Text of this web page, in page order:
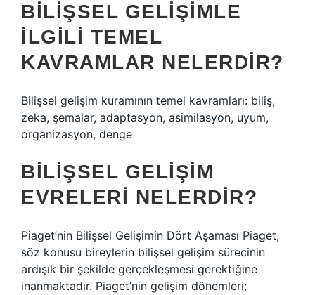
BILIŞSEL GELIŞIMLE
ILGILI TEMEL
KAVRAMLAR NELERDIR?
Bilişsel gelişim kuramının temel kavramları: biliş,
zeka, şemalar, adaptasyon, asimilasyon, uyum,
organizasyon, denge
BILIŞSEL GELIŞIM
EVRELERI NELERDIR?
Piaget’nin Bilişsel Gelişimin Dört Aşaması Piaget,
söz konusu bireylerin bilişsel gelişim sürecinin
ardışık bir şekilde gerçekleşmesi gerektiğine
inanmaktadır. Piaget’nin gelişim dönemleri;